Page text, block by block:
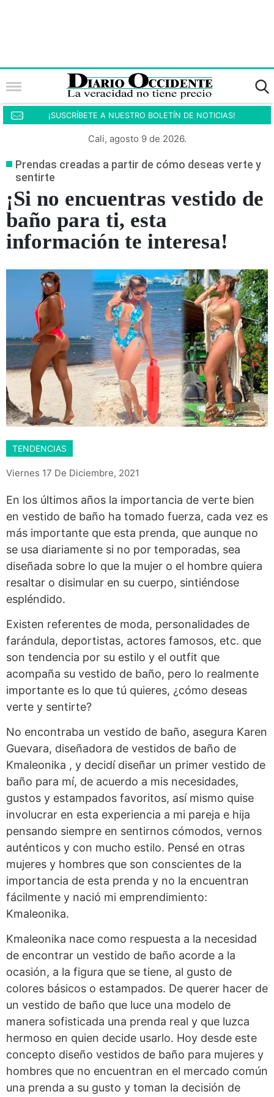
¡SUSCRÍBETE A NUESTRO BOLETÍN DE NOTICIAS!
Cali, agosto 9 de 2026.
Prendas creadas a partir de cómo deseas verte y
sentirte
¡Si no encuentras vestido de
baño para ti, esta
información te interesa!
TENDENCIAS
Viernes 17 De Diciembre, 2021
En los últimos años la importancia de verte bien
en vestido de baño ha tomado fuerza, cada vez es
más importante que esta prenda, que aunque no
se usa diariamente si no por temporadas, sea
diseñada sobre lo que la mujer o el hombre quiera
resaltar o disimular en su cuerpo, sintiéndose
espléndido.
Existen referentes de moda, personalidades de
farándula, deportistas, actores famosos, etc. que
son tendencia por su estilo y el outfit que
acompaña su vestido de baño, pero lo realmente
importante es lo que tú quieres, ¿cómo deseas
verte y sentirte?
No encontraba un vestido de baño, asegura Karen
Guevara, diseñadora de vestidos de baño de
Kmaleonika , y decidí diseñar un primer vestido de
baño para mí, de acuerdo a mis necesidades,
gustos y estampados favoritos, así mismo quise
involucrar en esta experiencia a mi pareja e hija
pensando siempre en sentirnos cómodos, vernos
auténticos y con mucho estilo. Pensé en otras
mujeres y hombres que son conscientes de la
importancia de esta prenda y no la encuentran
fácilmente y nació mi emprendimiento:
Kmaleonika.
Kmaleonika nace como respuesta a la necesidad
de encontrar un vestido de baño acorde a la
ocasión, a la figura que se tiene, al gusto de
colores básicos o estampados. De querer hacer de
un vestido de baño que luce una modelo de
manera sofisticada una prenda real y que luzca
hermoso en quien decide usarlo. Hoy desde este
concepto diseño vestidos de baño para mujeres y
hombres que no encuentran en el mercado común
una prenda a su gusto y toman la decisión de